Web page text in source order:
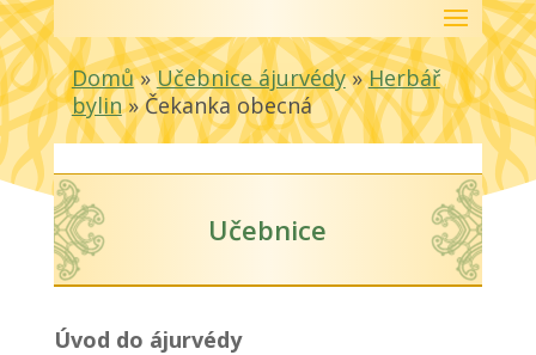
Domů»Učebnice ájurvédy»Herbář
bylin»Čekanka obecná
Učebnice
Úvod do ájurvédy